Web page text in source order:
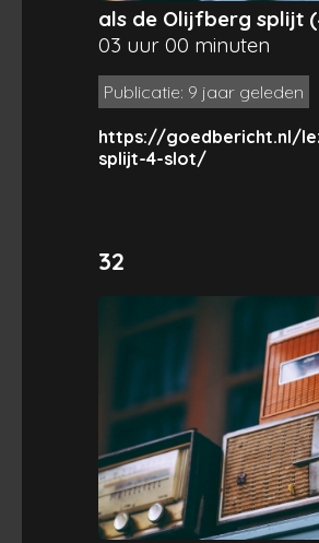
als de Olijfberg splijt
03 uur 00 minuten
Publicatie: 9 jaar geleden
https://goedbericht.nl/
splijt-4-slot/
32